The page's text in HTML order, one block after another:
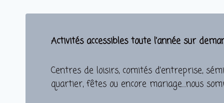
Activités accessibles toute l’année sur
Centres de loisirs, comités d’entreprise,
quartier, fêtes ou encore mariage…nous